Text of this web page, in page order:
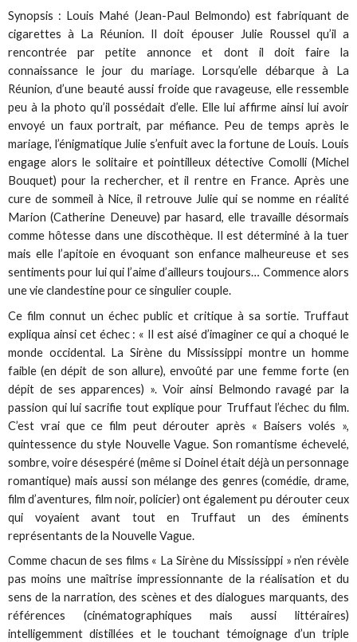
Synopsis : Louis Mahé (Jean-Paul Belmondo) est fabriquant de
cigarettes à La Réunion. Il doit épouser Julie Roussel qu’il a
rencontrée par petite annonce et dont il doit faire la
connaissance le jour du mariage. Lorsqu’elle débarque à La
Réunion, d’une beauté aussi froide que ravageuse, elle ressemble
peu à la photo qu’il possédait d’elle. Elle lui affirme ainsi lui avoir
envoyé un faux portrait, par méfiance. Peu de temps après le
mariage, l’énigmatique Julie s’enfuit avec la fortune de Louis. Louis
engage alors le solitaire et pointilleux détective Comolli (Michel
Bouquet) pour la rechercher, et il rentre en France. Après une
cure de sommeil à Nice, il retrouve Julie qui se nomme en réalité
Marion (Catherine Deneuve) par hasard, elle travaille désormais
comme hôtesse dans une discothèque. Il est déterminé à la tuer
mais elle l’apitoie en évoquant son enfance malheureuse et ses
sentiments pour lui qui l’aime d’ailleurs toujours… Commence alors
une vie clandestine pour ce singulier couple.
Ce film connut un échec public et critique à sa sortie. Truffaut
expliqua ainsi cet échec : « Il est aisé d’imaginer ce qui a choqué le
monde occidental. La Sirène du Mississippi montre un homme
faible (en dépit de son allure), envoûté par une femme forte (en
dépit de ses apparences) ». Voir ainsi Belmondo ravagé par la
passion qui lui sacrifie tout explique pour Truffaut l’échec du film.
C’est vrai que ce film peut dérouter après « Baisers volés »,
quintessence du style Nouvelle Vague. Son romantisme échevelé,
sombre, voire désespéré (même si Doinel était déjà un personnage
romantique) mais aussi son mélange des genres (comédie, drame,
film d’aventures, film noir, policier) ont également pu dérouter ceux
qui voyaient avant tout en Truffaut un des éminents
représentants de la Nouvelle Vague.
Comme chacun de ses films « La Sirène du Mississippi » n’en révèle
pas moins une maîtrise impressionnante de la réalisation et du
sens de la narration, des scènes et des dialogues marquants, des
références (cinématographiques mais aussi littéraires)
intelligemment distillées et le touchant témoignage d’un triple